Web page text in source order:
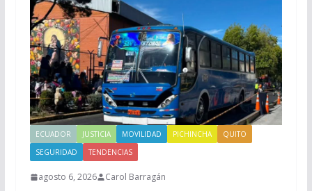
ECUADOR JUSTICIA MOVILIDAD PICHINCHA
QUITO
SEGURIDAD
TENDENCIAS
agosto 6, 2026 Carol Barragán